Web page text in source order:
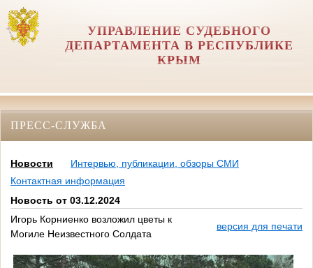
УПРАВЛЕНИЕ СУДЕБНОГО
ДЕПАРТАМЕНТА В РЕСПУБЛИКЕ
КРЫМ
ПРЕСС-СЛУЖБА
Новости
Интервью, публикации, обзоры СМИ
Контактная информация
Новость от 03.12.2024
Игорь Корниенко возложил цветы к
Могиле Неизвестного Солдата
версия для печати